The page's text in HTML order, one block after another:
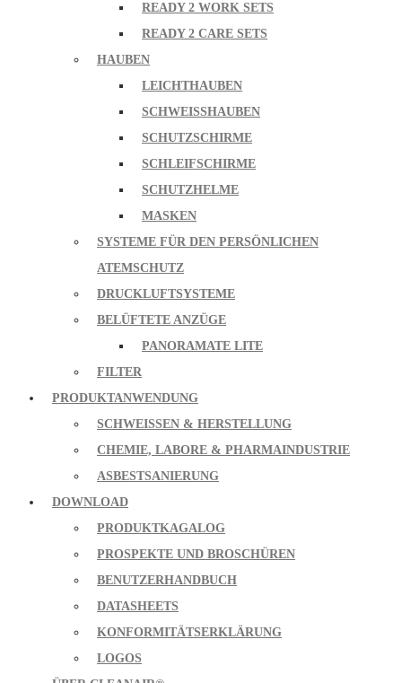
READY 2 WORK SETS
READY 2 CARE SETS
HAUBEN
LEICHTHAUBEN
SCHWEISSHAUBEN
SCHUTZSCHIRME
SCHLEIFSCHIRME
SCHUTZHELME
MASKEN
SYSTEME FÜR DEN PERSÖNLICHEN
ATEMSCHUTZ
DRUCKLUFTSYSTEME
BELÜFTETE ANZÜGE
PANORAMATE LITE
FILTER
PRODUKTANWENDUNG
SCHWEISSEN & HERSTELLUNG
CHEMIE, LABORE & PHARMAINDUSTRIE
ASBESTSANIERUNG
DOWNLOAD
PRODUKTKAGALOG
PROSPEKTE UND BROSCHÜREN
BENUTZERHANDBUCH
DATASHEETS
KONFORMITÄTSERKLÄRUNG
LOGOS